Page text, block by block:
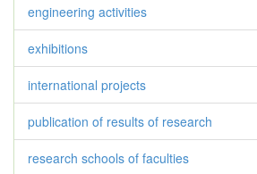
engineering activities
exhibitions
international projects
publication of results of research
research schools of faculties